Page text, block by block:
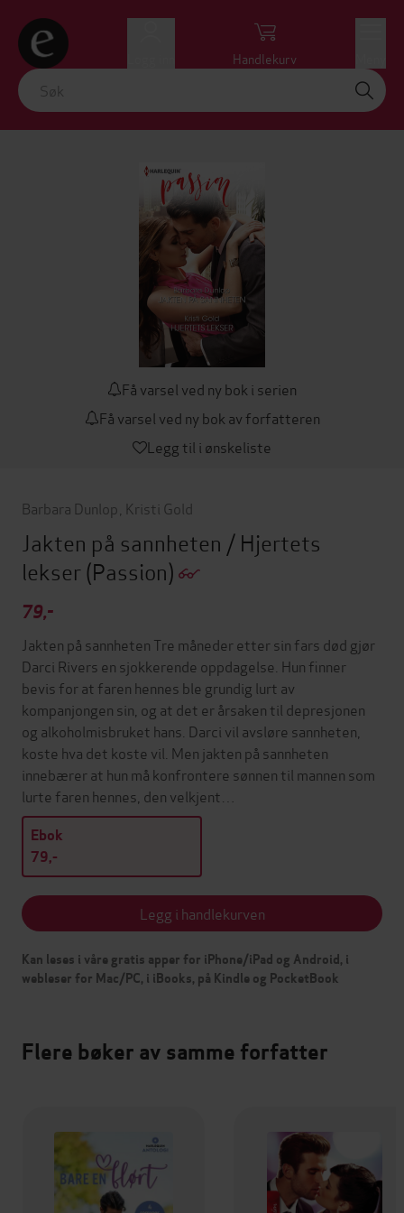
Handlekurv
Få varsel ved ny bok i serien
Få varsel ved ny bok av forfatteren
Legg til i ønskeliste
Barbara Dunlop Kristi Gold
Jakten på sannheten / Hjertets
lekser(Passion)
79,-
Jakten på sannheten Tre måneder etter sin fars død gjør
Darci Rivers en sjokkerende oppdagelse. Hun finner
bevis for at faren hennes ble grundig lurt av
kompanjongen sin, og at det er årsaken til depresjonen
og alkoholmisbruket hans. Darci vil avsløre sannheten,
koste hva det koste vil. Men jakten på sannheten
innebærer at hun må konfrontere sønnen til mannen som
lurte faren hennes, den velkjent…
Ebok
79,-
Legg i handlekurven
Kan leses i våre gratis apper for iPhone/iPad og Android, i
webleser for Mac/PC, i iBooks, på Kindle og PocketBook
Flere bøker av samme forfatter